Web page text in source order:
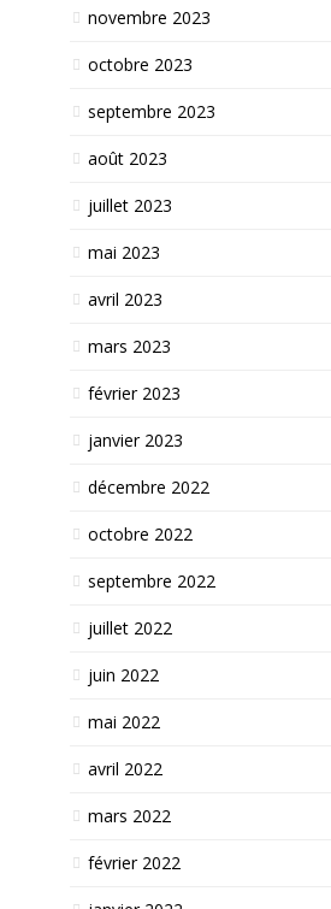
novembre 2023
octobre 2023
septembre 2023
août 2023
juillet 2023
mai 2023
avril 2023
mars 2023
février 2023
janvier 2023
décembre 2022
octobre 2022
septembre 2022
juillet 2022
juin 2022
mai 2022
avril 2022
mars 2022
février 2022